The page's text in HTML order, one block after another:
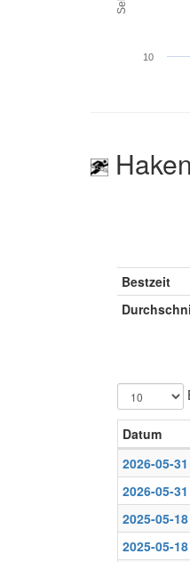
10
Bestzeit
Datum
2026-05-31
2026-05-31
2025-05-18
2025-05-18